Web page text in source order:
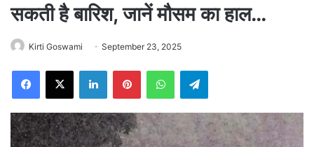
सकती है बारिश, जानें मौसम का हाल…
Kirti Goswami September 23, 2025
Facebook
X LinkedInPinterestWhatsAppTelegram